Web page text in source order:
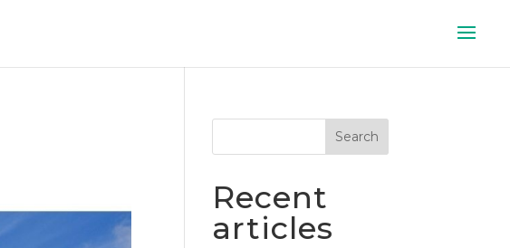
Search
Recent
articles